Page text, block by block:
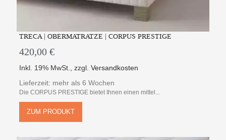
TRECA | OBERMATRATZE | CORPUS PRESTIGE
420,00 €
Inkl. 19% MwSt. ,zzgl.Versandkosten
Lieferzeit: mehr als 6 Wochen
Die CORPUS PRESTIGE bietet Ihnen einen mittel...
ZUM PRODUKT